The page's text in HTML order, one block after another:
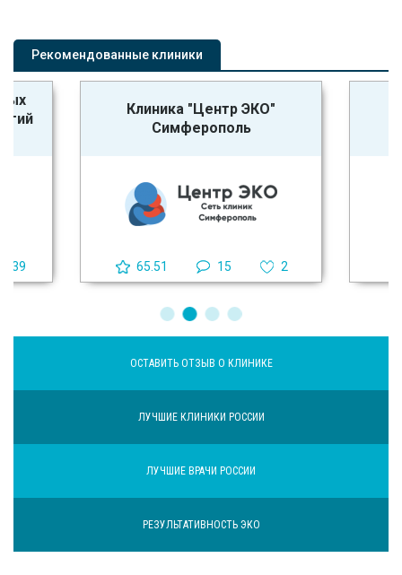
Рекомендованные клиники
39
Клиника "Центр ЭКО"
Симферополь
65.51 15 2
ОСТАВИТЬ ОТЗЫВ О КЛИНИКЕ
ЛУЧШИЕ КЛИНИКИ РОССИИ
ЛУЧШИЕ ВРАЧИ РОССИИ
РЕЗУЛЬТАТИВНОСТЬ ЭКО